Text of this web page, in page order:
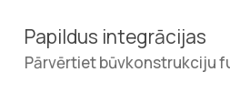
Papildus integrācijas
Pārvērtiet būvkonstrukciju